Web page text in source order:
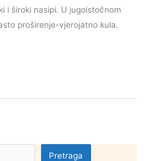
Pretraga
i široki nasipi. U jugoistočnom
proširenje-vjerojatno kula.